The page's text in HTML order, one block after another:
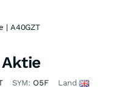
| A40GZT
Aktie
SYM: O5F Land